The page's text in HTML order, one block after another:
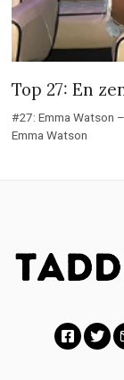
Top 27: En
#27: Emma Watson
Emma Watson